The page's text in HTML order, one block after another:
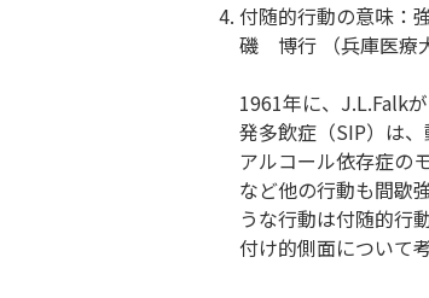
付随的行動の意味：
磯 博行 （兵庫医療
1961年に、J.L.Falk
発多飲症（SIP）は
アルコール依存症の
など他の行動も間歇
うな行動は付随的行
付け的側面について